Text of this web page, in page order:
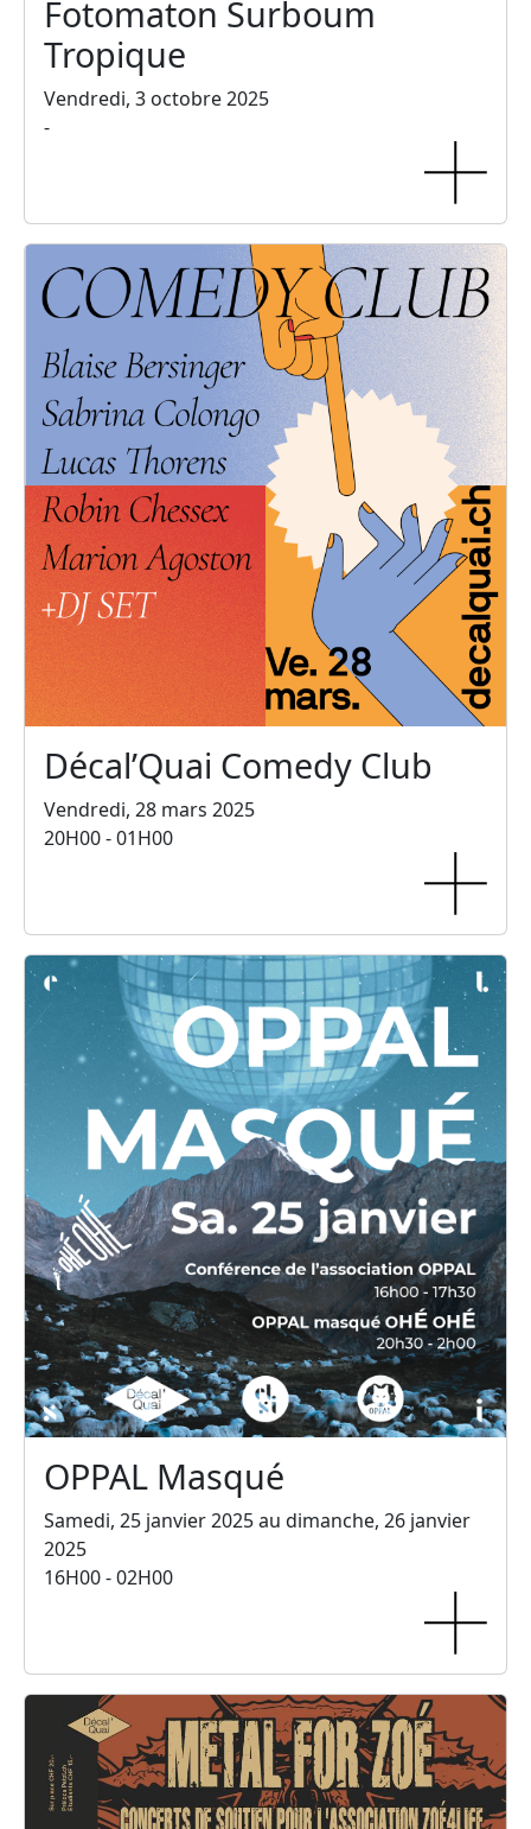
Fotomaton Surboum
Tropique
Vendredi, 3 octobre 2025
-
Décal’Quai Comedy Club
Vendredi, 28 mars 2025
20H00 - 01H00
OPPAL Masqué
Samedi, 25 janvier 2025 au dimanche, 26 janvier
2025
16H00 - 02H00